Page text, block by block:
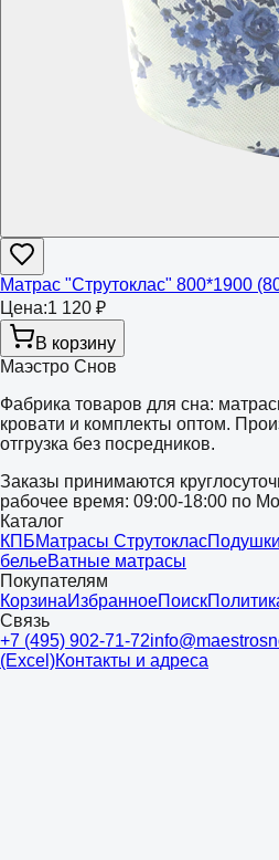
Матрас "Струтоклас" 800*1900
Цена:1 120 ₽
В корзину
Маэстро Снов
Фабрика товаров для сна:
кровати и комплекты оптом.
отгрузка без посредников.
Заказы принимаются
рабочее время: 09:00-18:00 по
Каталог
КПБМатрасы СтрутокласПодушки
бельеВатные матрасы
Покупателям
КорзинаИзбранноеПоиск
Связь
+7 (495) 902-71-72
(Excel)Контакты и адреса